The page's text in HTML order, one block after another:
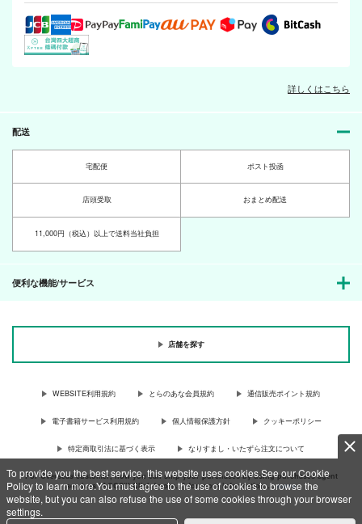
To provide you the best service, this website uses cookies.See our Cookie
Policy to learn more.You must agree to the use of cookies to browse the
website, but you can also refuse the use of some cookies through your browser
settings.
詳しくはこちら
配送
宅配便 ポスト投函
店頭受取 おまとめ配送
11,000円（税込）以上で送料当社負担
便利な機能/サービス
店舗を探す
WEBSITE利用規約 とらのあな会員規約 通信販売ポイント規約
電子書籍サービス利用規約 個人情報保護方針 クッキーポリシー
特定商取引法に基づく表示 なりすまし・いたずら注文について
For Overseas customer, now you can ship your purchases by using purchases agent
services “AOCS”! Click {more…} for more information …more